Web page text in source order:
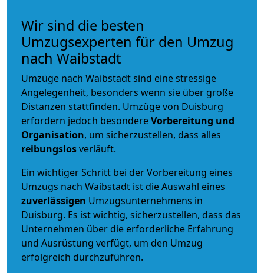
Wir sind die besten
Umzugsexperten für den Umzug
nach Waibstadt
Umzüge nach Waibstadt sind eine stressige
Angelegenheit, besonders wenn sie über große
Distanzen stattfinden. Umzüge von Duisburg
erfordern jedoch besondereVorbereitung und
Organisation, um sicherzustellen, dass alles
reibungslosverläuft.
Ein wichtiger Schritt bei der Vorbereitung eines
Umzugs nach Waibstadt ist die Auswahl eines
zuverlässigen Umzugsunternehmens in
Duisburg. Es ist wichtig, sicherzustellen, dass das
Unternehmen über die erforderliche Erfahrung
und Ausrüstung verfügt, um den Umzug
erfolgreich durchzuführen.